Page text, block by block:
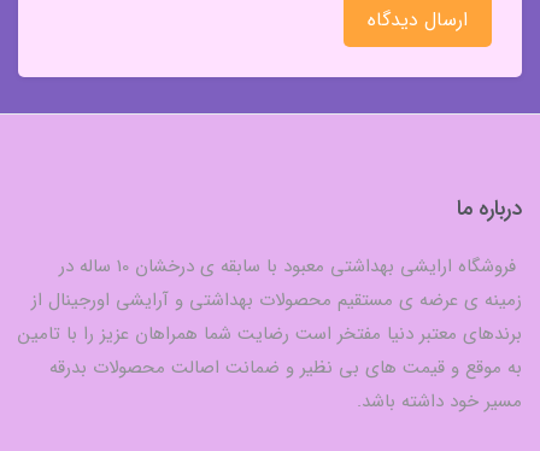
ارسال دیدگاه
درباره ما
فروشگاه ارایشی بهداشتی معبود با سابقه ی درخشان 10 ساله در
زمینه ی عرضه ی مستقیم محصولات بهداشتی و آرایشی اورجینال از
برندهای معتبر دنیا مفتخر است رضایت شما همراهان عزیز را با تامین
به موقع و قیمت های بی نظیر و ضمانت اصالت محصولات بدرقه
مسیر خود داشته باشد.